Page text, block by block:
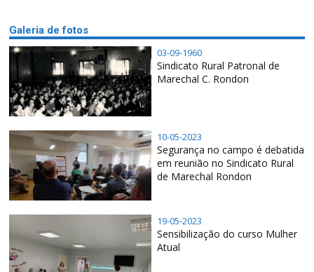
Galeria de fotos
03-09-1960
Sindicato Rural Patronal de
Marechal C. Rondon
10-05-2023
Segurança no campo é debatida
em reunião no Sindicato Rural
de Marechal Rondon
19-05-2023
Sensibilização do curso Mulher
Atual